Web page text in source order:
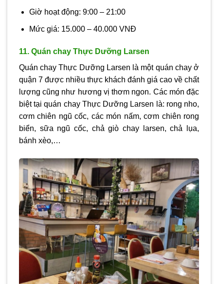
Giờ hoạt động: 9:00 – 21:00
Mức giá: 15.000 – 40.000 VNĐ
11. Quán chay Thực Dưỡng Larsen
Quán chay Thực Dưỡng Larsen là một quán chay ở
quận 7 được nhiều thực khách đánh giá cao về chất
lượng cũng như hương vị thơm ngon. Các món đặc
biệt tại quán chay Thực Dưỡng Larsen là: rong nho,
cơm chiên ngũ cốc, các món nấm, cơm chiên rong
biển, sữa ngũ cốc, chả giò chay larsen, chả lụa,
bánh xèo,…